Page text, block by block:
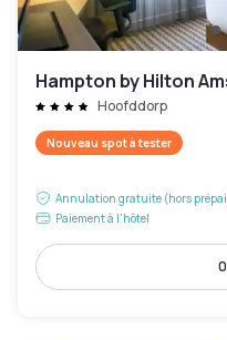
Hampton by Hilton
Hoofddorp
Nouveau spot à tester
Annulation gratuite (hors
Paiement à l'hôtel